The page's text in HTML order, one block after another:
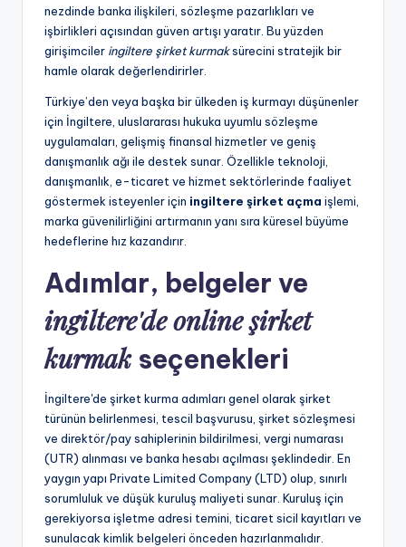
nezdinde banka ilişkileri, sözleşme pazarlıkları ve
işbirlikleri açısından güven artışı yaratır. Bu yüzden
girişimciler ingiltere şirket kurmaksürecini stratejik bir
hamle olarak değerlendirirler.
Türkiye’den veya başka bir ülkeden iş kurmayı düşünenler
için İngiltere, uluslararası hukuka uyumlu sözleşme
uygulamaları, gelişmiş finansal hizmetler ve geniş
danışmanlık ağı ile destek sunar. Özellikle teknoloji,
danışmanlık, e-ticaret ve hizmet sektörlerinde faaliyet
göstermek isteyenler için ingiltere şirket açma işlemi,
marka güvenilirliğini artırmanın yanı sıra küresel büyüme
hedeflerine hız kazandırır.
Adımlar, belgeler ve
ingiltere'de online şirket
kurmakseçenekleri
İngiltere'de şirket kurma adımları genel olarak şirket
türünün belirlenmesi, tescil başvurusu, şirket sözleşmesi
ve direktör/pay sahiplerinin bildirilmesi, vergi numarası
(UTR) alınması ve banka hesabı açılması şeklindedir. En
yaygın yapı Private Limited Company (LTD) olup, sınırlı
sorumluluk ve düşük kuruluş maliyeti sunar. Kuruluş için
gerekiyorsa işletme adresi temini, ticaret sicil kayıtları ve
sunulacak kimlik belgeleri önceden hazırlanmalıdır.